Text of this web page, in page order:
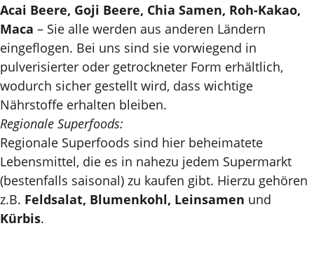
Acai Beere, Goji Beere, Chia Samen, Roh-Kakao,
Maca – Sie alle werden aus anderen Ländern
eingeflogen. Bei uns sind sie vorwiegend in
pulverisierter oder getrockneter Form erhältlich,
wodurch sicher gestellt wird, dass wichtige
Nährstoffe erhalten bleiben.
Regionale Superfoods:
Regionale Superfoods sind hier beheimatete
Lebensmittel, die es in nahezu jedem Supermarkt
(bestenfalls saisonal) zu kaufen gibt. Hierzu gehören
z.B. Feldsalat, Blumenkohl, Leinsamen und
Kürbis.